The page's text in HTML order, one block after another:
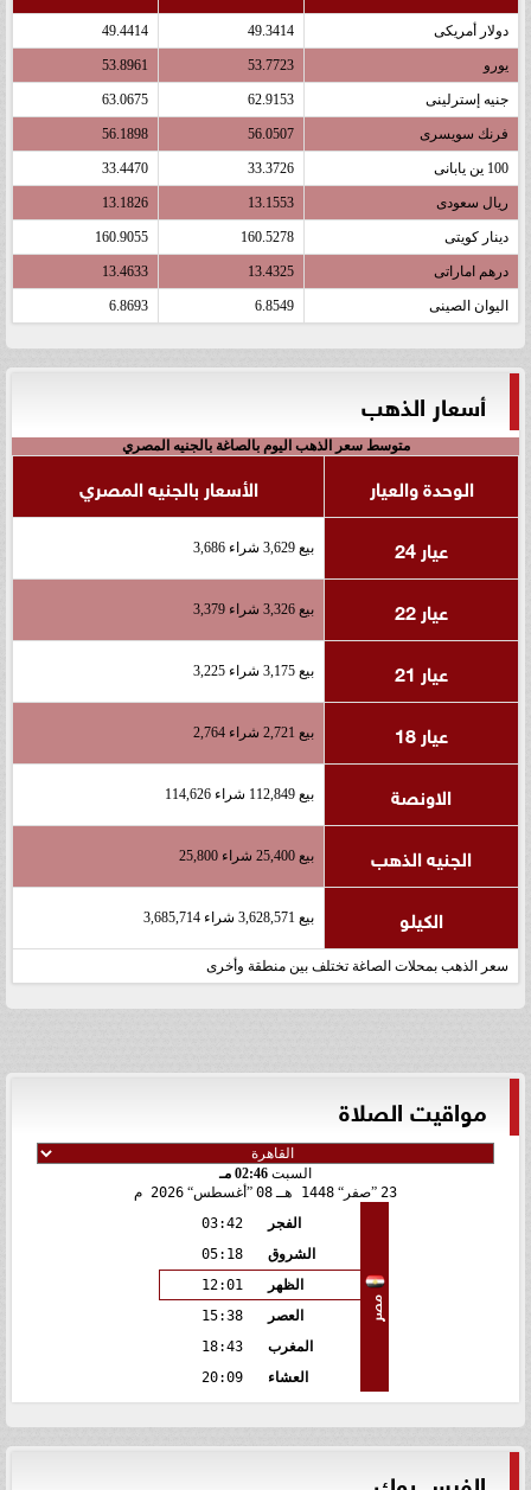
دولار أمريكى 49.3414
49.4414
يورو 53.7723
53.8961
جنيه إسترلينى 62.9153
63.0675
فرنك سويسرى 56.0507
56.1898
100 ين يابانى 33.3726
33.4470
ريال سعودى 13.1553
13.1826
دينار كويتى 160.5278
160.9055
درهم اماراتى 13.4325
13.4633
اليوان الصينى 6.8549
6.8693
أسعار الذهب
متوسط سعر الذهب اليوم بالصاغة بالجنيه المصري
الوحدة والعيار
الأسعار بالجنيه المصري
عيار 24
بيع 3,629 شراء 3,686
عيار 22 بيع 3,326 شراء 3,379
عيار 21 بيع 3,175 شراء 3,225
عيار 18 بيع 2,721 شراء 2,764
الاونصة بيع 112,849 شراء 114,626
الجنيه الذهب بيع 25,400 شراء 25,800
الكيلو بيع 3,628,571 شراء 3,685,714
سعر الذهب بمحلات الصاغة تختلف بين منطقة وأخرى
مواقيت الصلاة
السبت 02:46 مـ
23
صفر 1448 هـ 08 أغسطس 2026 م
مصر
الفجر
03:42
الشروق
05:18
الظهر
12:01
العصر
15:38
المغرب
18:43
العشاء
20:09